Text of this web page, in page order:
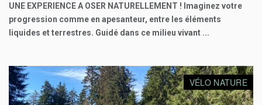
UNE EXPERIENCE A OSER NATURELLEMENT ! Imaginez votre
progression comme en apesanteur, entre les éléments
liquides et terrestres. Guidé dans ce milieu vivant ...
VÉLO NATURE